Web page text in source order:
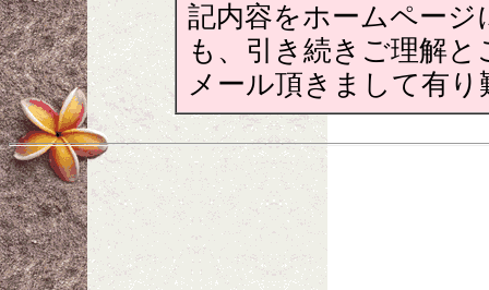
記内容をホームペー
も、引き続きご理解
メール頂きまして有